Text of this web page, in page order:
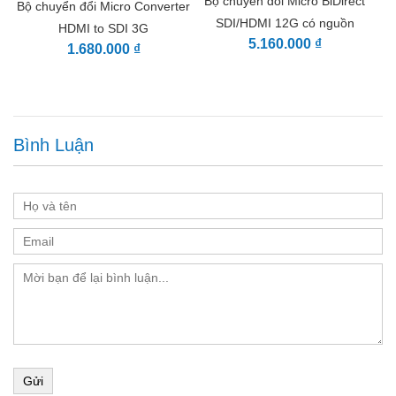
Tương thích với SMPTE
259M/292M/296M/424M/425M cấp độ A và B
Hỗ trợ độ phân giải rộng hơn
4K60
Hỗ trợ đầu vào và đầu ra SDI và HDMI nhúng
Đèn LED chỉ báo tín hiệu video và nguồn
Tùy chọn nguồn điện đa dạng
Nguồn điện từ màn hình, máy tính xách tay hoặc các
thành phần khác bằng cổng USB Type-C
Được cung cấp năng lượng bằng nguồn điện riêng
23,98/24/25/29,97/30/47,95/
Bộ chuyển đổi Micro Converter
HDMI to SDI 3G
1.680.000 ₫
SDI/HDMI 12G có nguồn
5.160.000 ₫
Bình Luận
Gửi